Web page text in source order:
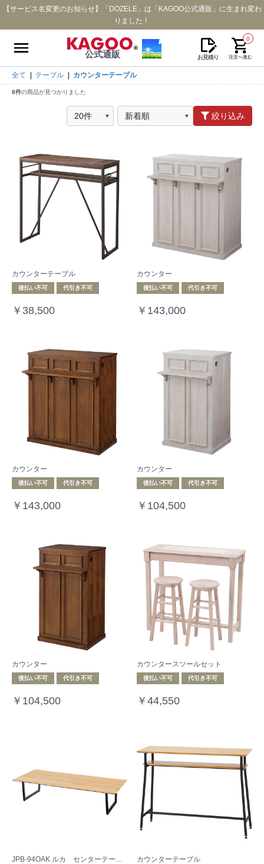
【サービス名変更のお知らせ】「DOZELE」は「KAGOO公式通販」に生まれ変わ
りました！
公式通販 お見積り
0
注文へ進む
全て テーブル カウンターテーブル
8件の商品が見つかりました
絞り込み
カウンターテーブル
後払い不可 代引き不可
￥38,500
カウンター
後払い不可 代引き不可
￥143,000
カウンター
後払い不可 代引き不可
￥143,000
カウンター
後払い不可 代引き不可
￥104,500
カウンター
後払い不可 代引き不可
￥104,500
カウンタースツールセット
後払い不可 代引き不可
￥44,550
カウンターテーブル